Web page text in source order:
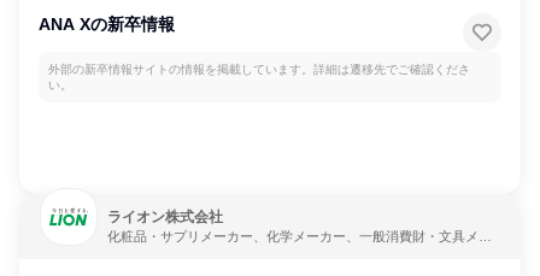
ANA Xの新卒情報
外部の新卒情報サイトの情報を掲載しています。詳細は遷移先でご確認くださ
い。
ライオン株式会社
化粧品・サプリメーカー、化学メーカー、一般消費財・文具メー